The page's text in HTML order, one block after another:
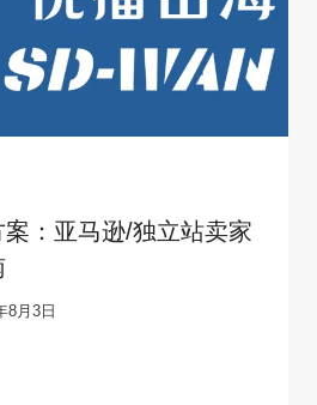
：亚马逊/独立站卖家
8月3日